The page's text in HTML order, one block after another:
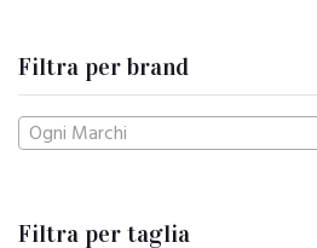
Filtra per brand
Ogni Marchi
Filtra per taglia